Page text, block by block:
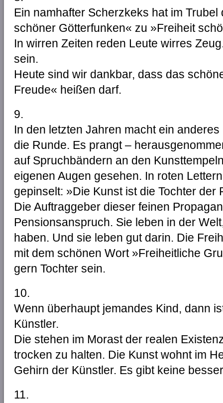
Ein namhafter Scherzkeks hat im
schöner Götterfunken« zu »Freiheit
In wirren Zeiten reden Leute wirres
sein.
Heute sind wir dankbar, dass das
Freude« heißen darf.
9.
In den letzten Jahren macht ein
die Runde. Es prangt –
auf Spruchbändern an den
eigenen Augen gesehen. In roten
gepinselt: »Die Kunst ist die Tochter der
Die Auftraggeber dieser feinen
Pensionsanspruch. Sie leben in der
haben. Und sie leben gut darin. Die
mit dem schönen Wort »Freiheitliche
gern Tochter sein.
10.
Wenn überhaupt jemandes Kind, dann
Künstler.
Die stehen im Morast der realen
trocken zu halten. Die Kunst wohnt im
Gehirn der Künstler. Es gibt keine
11.